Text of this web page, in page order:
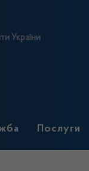
України
Послуги